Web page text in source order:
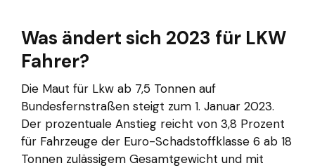
Was ändert sich 2023 für LKW
Fahrer?
Die Maut für Lkw ab 7,5 Tonnen auf
Bundesfernstraßen steigt zum 1. Januar 2023.
Der prozentuale Anstieg reicht von 3,8 Prozent
für Fahrzeuge der Euro-Schadstoffklasse 6 ab 18
Tonnen zulässigem Gesamtgewicht und mit